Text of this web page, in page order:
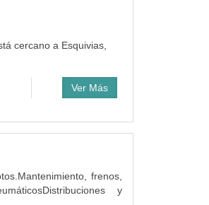
cercano a Esquivias,
Ver Más
frenos,
y